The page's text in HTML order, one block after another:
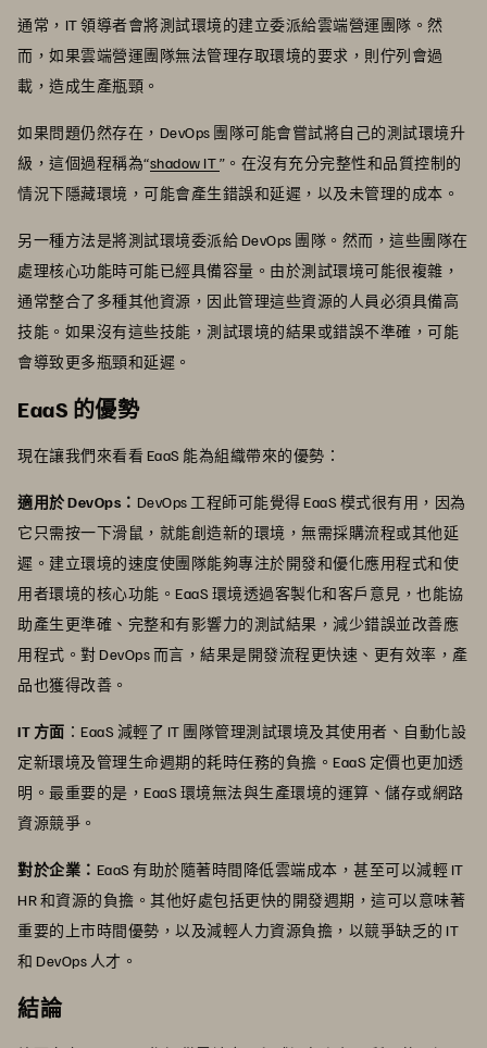
通常，IT 領導者會將測試環境的建立委派給雲端營運團隊。然
而，如果雲端營運團隊無法管理存取環境的要求，則佇列會過
載，造成生產瓶頸。
如果問題仍然存在，DevOps 團隊可能會嘗試將自己的測試環境升
級，這個過程稱為“shadow IT”。在沒有充分完整性和品質控制的
情況下隱藏環境，可能會產生錯誤和延遲，以及未管理的成本。
另一種方法是將測試環境委派給 DevOps 團隊。然而，這些團隊在
處理核心功能時可能已經具備容量。由於測試環境可能很複雜，
通常整合了多種其他資源，因此管理這些資源的人員必須具備高
技能。如果沒有這些技能，測試環境的結果或錯誤不準確，可能
會導致更多瓶頸和延遲。
EaaS 的優勢
現在讓我們來看看 EaaS 能為組織帶來的優勢：
適用於 DevOps： DevOps 工程師可能覺得 EaaS 模式很有用，因為
它只需按一下滑鼠，就能創造新的環境，無需採購流程或其他延
遲。建立環境的速度使團隊能夠專注於開發和優化應用程式和使
用者環境的核心功能。EaaS 環境透過客製化和客戶意見，也能協
助產生更準確、完整和有影響力的測試結果，減少錯誤並改善應
用程式。對 DevOps 而言，結果是開發流程更快速、更有效率，產
品也獲得改善。
IT 方面 ：EaaS 減輕了 IT 團隊管理測試環境及其使用者、自動化設
定新環境及管理生命週期的耗時任務的負擔。EaaS 定價也更加透
明。最重要的是，EaaS 環境無法與生產環境的運算、儲存或網路
資源競爭。
對於企業： EaaS 有助於隨著時間降低雲端成本，甚至可以減輕 IT
HR 和資源的負擔。其他好處包括更快的開發週期，這可以意味著
重要的上市時間優勢，以及減輕人力資源負擔，以競爭缺乏的 IT
和 DevOps 人才。
結論